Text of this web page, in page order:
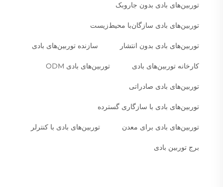
توربین‌های بادی بدون جاروبک
توربین‌های بادی سازگان‌با محیط‌زیست
توربین‌های بادی بدون انتشار سازنده توربین‌های بادی
کارخانه توربین‌های بادی توربین‌های بادی ODM
توربین‌های بادی صادراتی
توربین‌های بادی با سازگاری گسترده
توربین‌های بادی برای معدن توربین‌های بادی با کنترلر
برج توربین بادی